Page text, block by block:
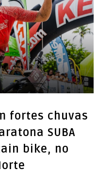
fortes chuvas
SUBA
bike, no